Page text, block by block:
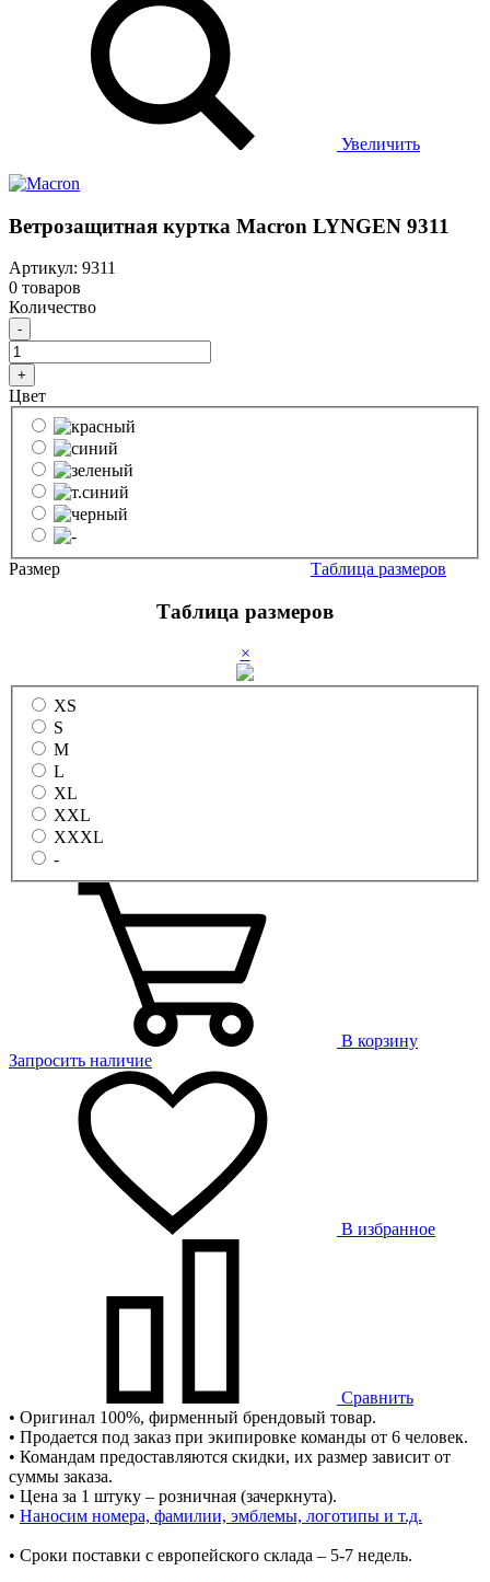
Увеличить
Ветрозащитная куртка Macron LYNGEN 9311
Артикул: 9311
0 товаров
Количество
-
+
Цвет
Размер Таблица размеров
Таблица размеров
×
XS
S
M
L
XL
XXL
XXXL
-
В корзину
Запросить наличие
В избранное
Сравнить
• Оригинал 100%, фирменный брендовый товар.
• Продается под заказ при экипировке команды от 6 человек.
• Командам предоставляются скидки, их размер зависит от
суммы заказа.
• Цена за 1 штуку – розничная (зачеркнута).
• Наносим номера, фамилии, эмблемы, логотипы и т.д.
• Сроки поставки c европейского склада – 5-7 недель.